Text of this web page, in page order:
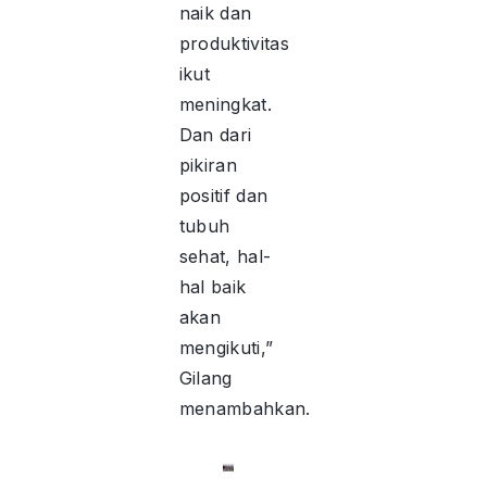
naik dan
produktivitas
ikut
meningkat.
Dan dari
pikiran
positif dan
tubuh
sehat, hal-
hal baik
akan
mengikuti,”
Gilang
menambahkan.